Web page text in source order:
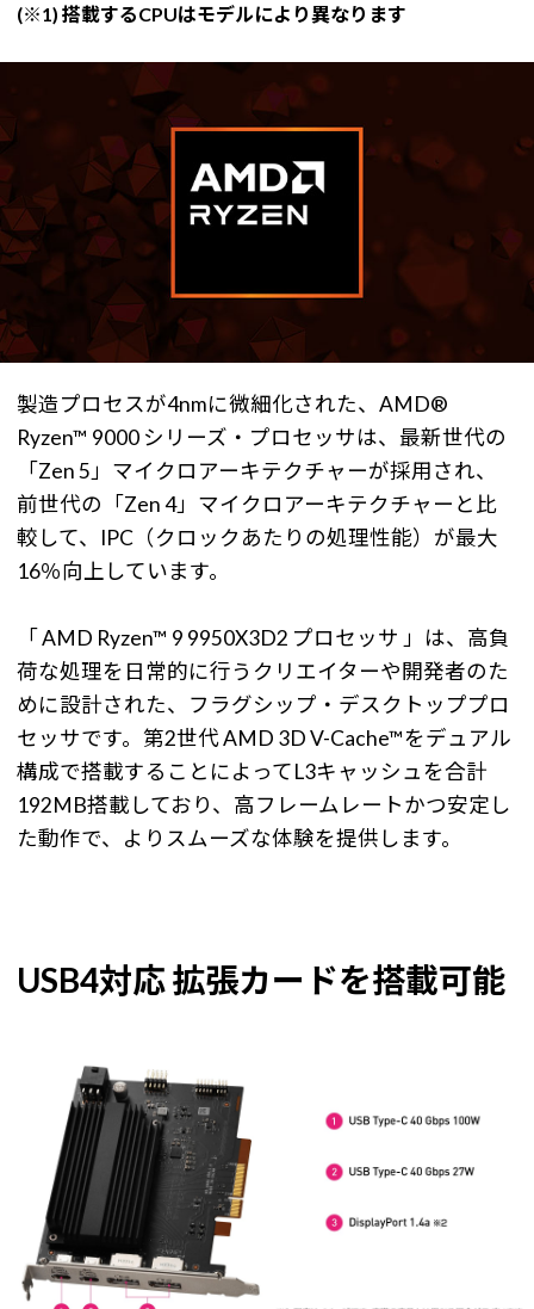
(※1) 搭載するCPUはモデルにより異なります
製造プロセスが4nmに微細化された、AMD®
Ryzen™ 9000 シリーズ・プロセッサは、最新世代の
「Zen 5」マイクロアーキテクチャーが採用され、
前世代の「Zen 4」マイクロアーキテクチャーと比
較して、IPC（クロックあたりの処理性能）が最大
16％向上しています。
「 AMD Ryzen™ 9 9950X3D2 プロセッサ 」は、高負
荷な処理を日常的に行うクリエイターや開発者のた
めに設計された、フラグシップ・デスクトッププロ
セッサです。第2世代 AMD 3D V-Cache™をデュアル
構成で搭載することによってL3キャッシュを合計
192MB搭載しており、高フレームレートかつ安定し
た動作で、よりスムーズな体験を提供します。
USB4対応 拡張カードを搭載可能